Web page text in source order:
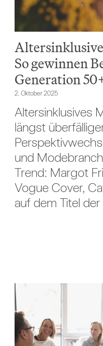
So gewinnen
Generation
2. Oktober 2025
Altersinklusives
längst
und
Trend: Margot
Vogue Cover,
auf dem Titel der